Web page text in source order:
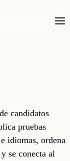
candidatos
pruebas
idiomas, ordena
se conecta al